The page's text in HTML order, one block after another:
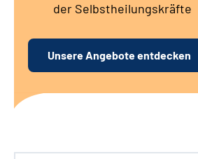
der Selbstheilungskräfte
Unsere Angebote entdecken